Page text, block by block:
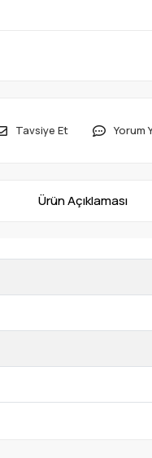
Tavsiye Et Yorum
Ürün Açıklaması